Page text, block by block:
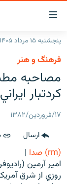
لینک‌های
قابلیت
دسترسی
بازگشت
بازگشت
منوی
اصلی
رفتن
صفحه
جستجو
صفحه اصلی
جهان
برنامه‌های رادیویی
فرکانس‌ها
پادکست
چندرسانه‌ای
گزارش‌های تصویری
گزارش‌های
زنان فردا
پنجشنبه ۱۵ مرداد ۱۴۰۵ تهران ۲۲:۵۶
فرهنگ و هنر
مصاحبه
كردتبار
۱۷/فروردین/۱۳۸۲
ارسال
(rm) صدا
|
امير آرمين
روزي از شرق